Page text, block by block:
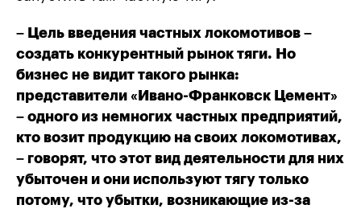
– Цель введения частных локомотивов –
создать конкурентный рынок тяги. Но
бизнес не видит такого рынка:
представители «Ивано-Франковск Цемент»
– одного из немногих частных предприятий,
кто возит продукцию на своих локомотивах,
– говорят, что этот вид деятельности для них
убыточен и они используют тягу только
потому, что убытки, возникающие из-за